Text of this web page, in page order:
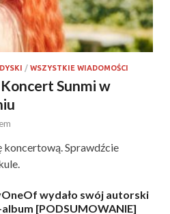
/ WSZYSTKIE WIADOMOŚCI
Sunmi w
koncertową. Sprawdźcie
wydało swój autorski
[PODSUMOWANIE]